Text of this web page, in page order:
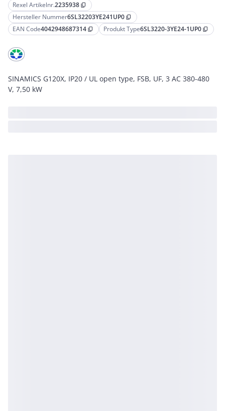
Rexel Artikelnr.2235938 content_copy
Hersteller Nummer6SL32203YE241UP0 content_copy
EAN Code4042948687314 content_copy Produkt Type6SL3220-3YE24-1UP0 content_copy
SINAMICS G120X, IP20 / UL open type, FSB, UF, 3 AC 380-480
V, 7,50 kW